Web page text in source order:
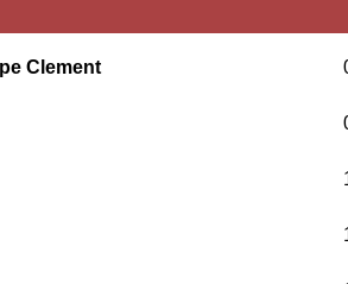
Clement